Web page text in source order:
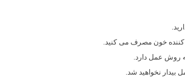
کننده خون مصرف می کنید.
روش عمل دارد.
نخواهید شد.